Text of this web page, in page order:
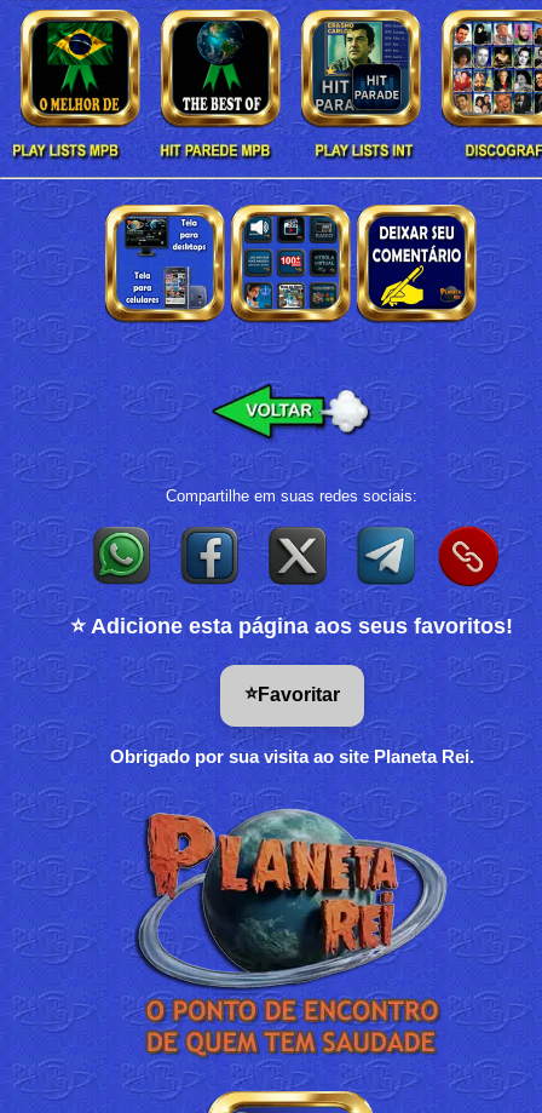
Compartilhe em suas redes sociais:
⭐ Adicione esta página aos seus favoritos!
⭐Favoritar
Obrigado por sua visita ao site Planeta Rei.